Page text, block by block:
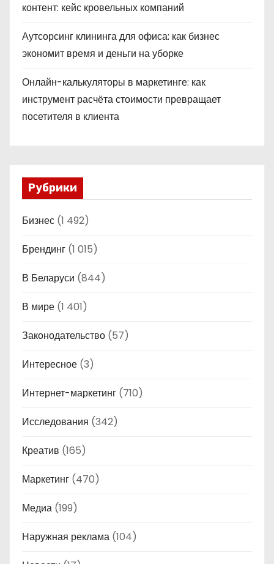
контент: кейс кровельных компаний
Аутсорсинг клининга для офиса: как бизнес
экономит время и деньги на уборке
Онлайн-калькуляторы в маркетинге: как
инструмент расчёта стоимости превращает
посетителя в клиента
Рубрики
Бизнес (1 492)
Брендинг (1 015)
В Беларуси (844)
В мире (1 401)
Законодательство (57)
Интересное (3)
Интернет-маркетинг (710)
Исследования (342)
Креатив (165)
Маркетинг (470)
Медиа (199)
Наружная реклама (104)